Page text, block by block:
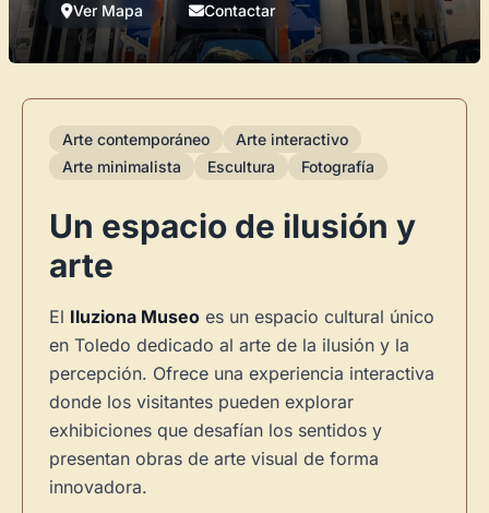
Ver Mapa Contactar
Arte contemporáneo
Arte interactivo
Arte minimalista
Escultura Fotografía
Un espacio de ilusión y
arte
El Iluziona Museo es un espacio cultural único
en Toledo dedicado al arte de la ilusión y la
percepción. Ofrece una experiencia interactiva
donde los visitantes pueden explorar
exhibiciones que desafían los sentidos y
presentan obras de arte visual de forma
innovadora.